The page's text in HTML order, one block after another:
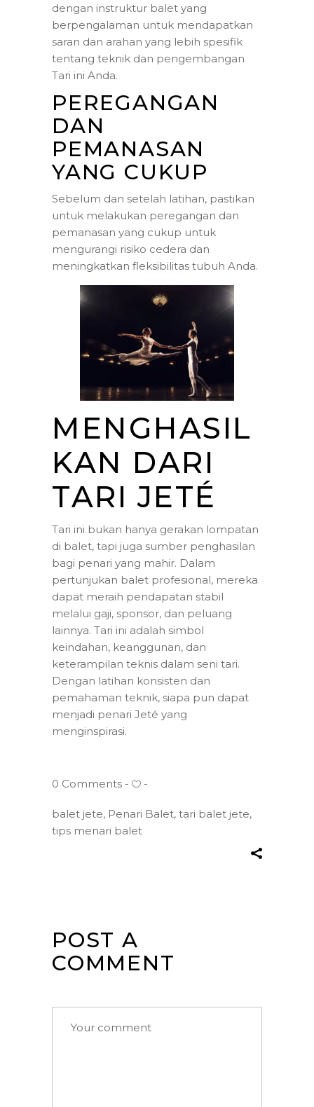
dengan instruktur balet yang
berpengalaman untuk mendapatkan
saran dan arahan yang lebih spesifik
tentang teknik dan pengembangan
Tari ini Anda.
PEREGANGAN
DAN
PEMANASAN
YANG CUKUP
Sebelum dan setelah latihan, pastikan
untuk melakukan peregangan dan
pemanasan yang cukup untuk
mengurangi risiko cedera dan
meningkatkan fleksibilitas tubuh Anda.
MENGHASIL
KAN DARI
TARI JETÉ
Tari ini bukan hanya gerakan lompatan
di balet, tapi juga sumber penghasilan
bagi penari yang mahir. Dalam
pertunjukan balet profesional, mereka
dapat meraih pendapatan stabil
melalui gaji, sponsor, dan peluang
lainnya. Tari ini adalah simbol
keindahan, keanggunan, dan
keterampilan teknis dalam seni tari.
Dengan latihan konsisten dan
pemahaman teknik, siapa pun dapat
menjadi penari Jeté yang
menginspirasi.
0 Comments
balet jete, Penari Balet, tari balet jete,
tips menari balet
POST A
COMMENT